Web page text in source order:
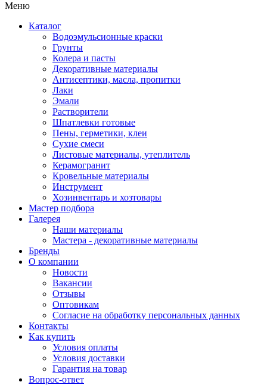
Меню
Каталог
Водоэмульсионные краски
Грунты
Колера и пасты
Декоративные материалы
Антисептики, масла, пропитки
Лаки
Эмали
Растворители
Шпатлевки готовые
Пены, герметики, клеи
Сухие смеси
Листовые материалы, утеплитель
Керамогранит
Кровельные материалы
Инструмент
Хозинвентарь и хозтовары
Мастер подбора
Галерея
Наши материалы
Мастера - декоративные материалы
Бренды
О компании
Новости
Вакансии
Отзывы
Оптовикам
Cогласие на обработку персональных данных
Контакты
Как купить
Условия оплаты
Условия доставки
Гарантия на товар
Вопрос-ответ